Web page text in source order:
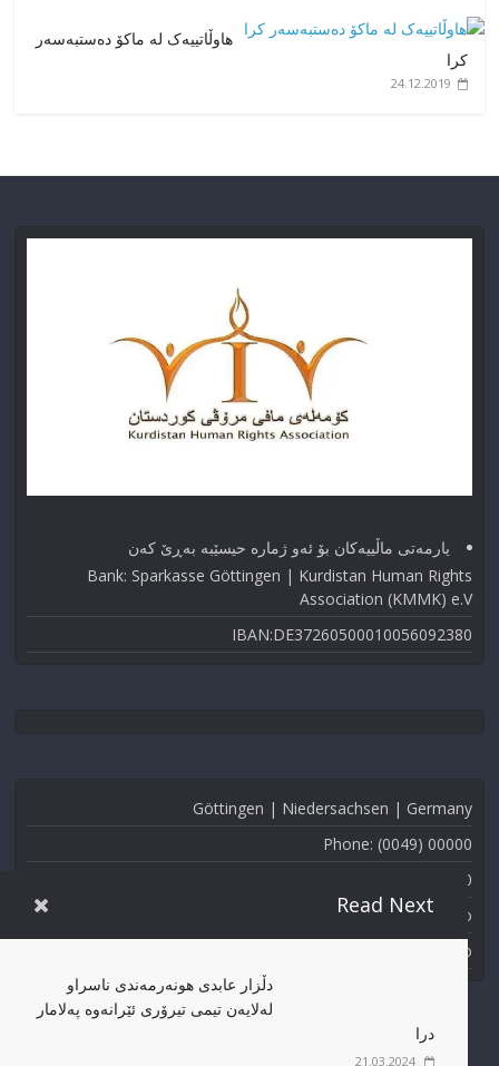
هاوڵاتییەک لە ماکۆ دەستبەسەر
کرا
24.12.2019
یارمەتی ماڵییەکان بۆ ئەو ژماره حیسێبە بەڕێ کەن
Bank: Sparkasse Göttingen | Kurdistan Human Rights
Association (KMMK) e.V
IBAN:DE37260500010056092380
Göttingen | Niedersachsen | Germany
Phone: (0049) 00000
Fax: (0049) 000-000
Email: info@kmmk.info
Website: www.kmmk.info
Read Next
دڵزار عابدی هونەرمەندی ناسراو
لەلایەن تیمی تیرۆری ئێرانەوە پەلامار
درا
21.03.2024